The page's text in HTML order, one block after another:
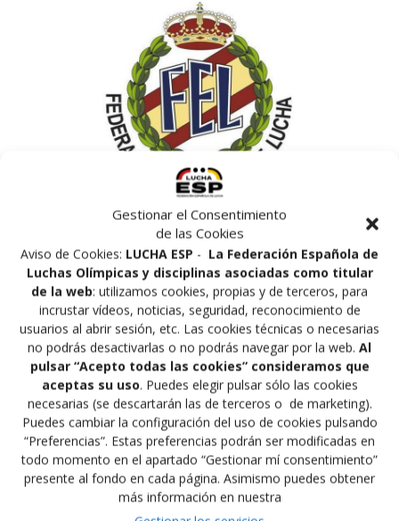
Gestionar el Consentimiento
de las Cookies
Aviso de Cookies: LUCHA ESP - La Federación Española de
Luchas Olímpicas y disciplinas asociadas como titular
de la web: utilizamos cookies, propias y de terceros, para
incrustar vídeos, noticias, seguridad, reconocimiento de
usuarios al abrir sesión, etc. Las cookies técnicas o necesarias
no podrás desactivarlas o no podrás navegar por la web. Al
pulsar “Acepto todas las cookies” consideramos que
aceptas su uso. Puedes elegir pulsar sólo las cookies
necesarias (se descartarán las de terceros o de marketing).
Puedes cambiar la configuración del uso de cookies pulsando
“Preferencias”. Estas preferencias podrán ser modificadas en
todo momento en el apartado “Gestionar mí consentimiento”
presente al fondo en cada página. Asimismo puedes obtener
más información en nuestra
El Objetivo del Proyecto es Motivar a los 24 deportistas
más destacados y con mejores resultados que no
cuenten con otras ayudas como ADO o Podium.